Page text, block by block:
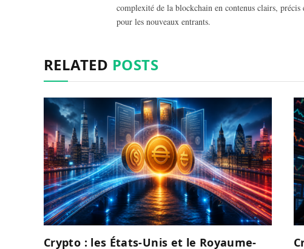
complexité de la blockchain en contenus clairs, précis
pour les nouveaux entrants.
RELATED POSTS
Crypto : les États-Unis et le Royaume-